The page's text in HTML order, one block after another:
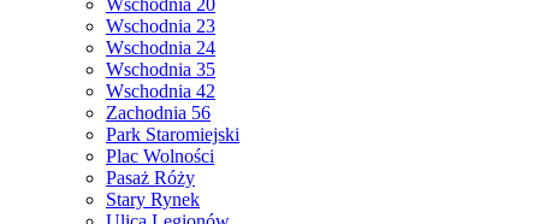
Wschodnia 23
Wschodnia 24
Wschodnia 35
Wschodnia 42
Zachodnia 56
Park Staromiejski
Plac Wolności
Pasaż Róży
Stary Rynek